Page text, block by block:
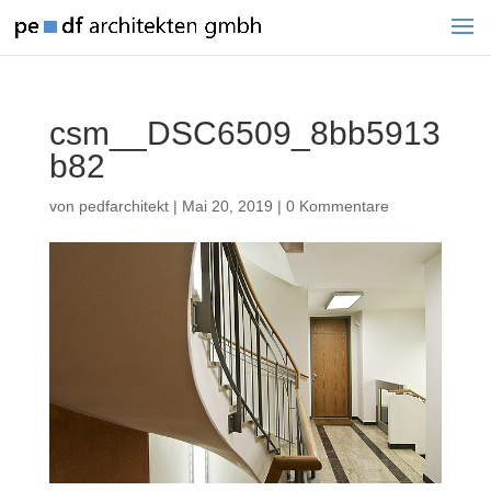
csm__DSC6509_8bb5913
b82
von pedfarchitekt| Mai 20, 2019 | 0 Kommentare